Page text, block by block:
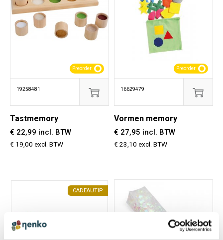
19258481
Preorder
Tastmemory
€ 22,99 incl. BTW
€ 19,00 excl. BTW
16629479
Preorder
Vormen memory
€ 27,95 incl. BTW
€ 23,10 excl. BTW
CADEAUTIP